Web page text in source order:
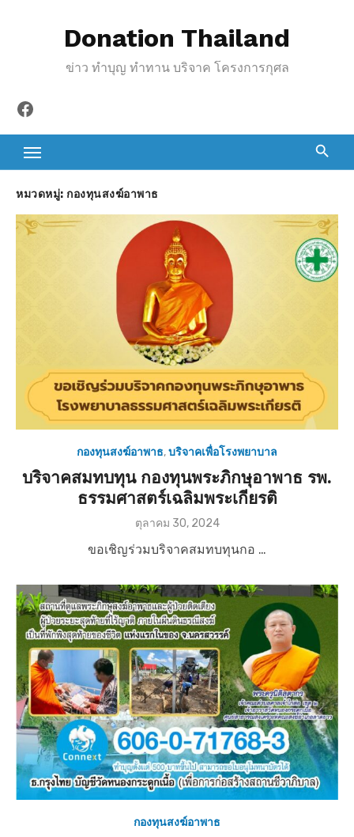
Donation Thailand
ข่าว ทำบุญ ทำทาน บริจาค โครงการกุศล
Facebook
หมวดหมู่: กองทุนสงฆ์อาพาธ
กองทุนสงฆ์อาพาธ,บริจาคเพื่อโรงพยาบาล
บริจาคสมทบทุน กองทุนพระภิกษุอาพาธ รพ.
ธรรมศาสตร์เฉลิมพระเกียรติ
P
s
d
o
n
ตุลาคม 30, 2024
ขอเชิญร่วมบริจาคสมทบทุนกอ …
กองทุนสงฆ์อาพาธ